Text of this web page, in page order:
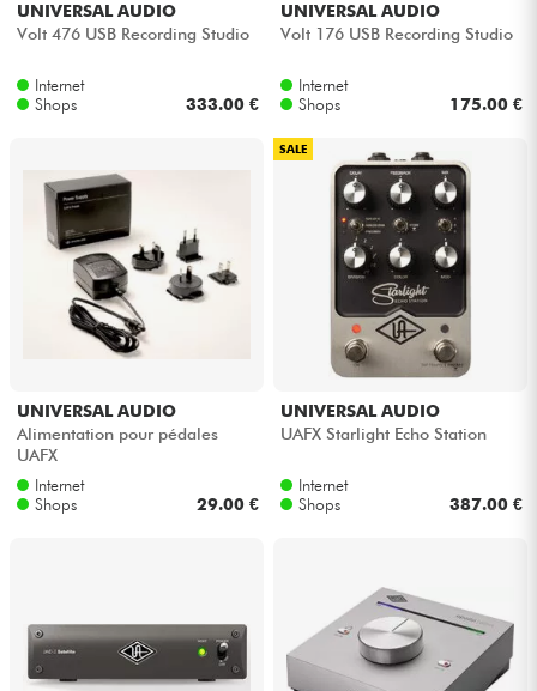
UNIVERSAL AUDIO
Volt 476 USB Recording Studio
Internet
Shops
333.00 €
UNIVERSAL AUDIO
Volt 176 USB Recording Studio
Internet
Shops
175.00 €
UNIVERSAL AUDIO
Alimentation pour pédales
UAFX
Internet
Shops
29.00 €
SALE
UNIVERSAL AUDIO
UAFX Starlight Echo Station
Internet
Shops
387.00 €